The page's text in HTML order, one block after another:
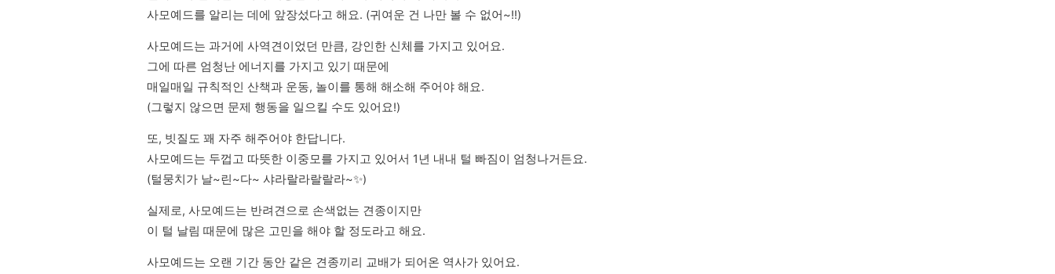
사모예드를 알리는 데에 앞장섰다고 해요. (귀여운 건 나만 볼 수 없어~!!)
사모예드는 과거에 사역견이었던 만큼, 강인한 신체를 가지고 있어요.
그에 따른 엄청난 에너지를 가지고 있기 때문에
매일매일 규칙적인 산책과 운동, 놀이를 통해 해소해 주어야 해요.
(그렇지 않으면 문제 행동을 일으킬 수도 있어요!)
또, 빗질도 꽤 자주 해주어야 한답니다.
사모예드는 두껍고 따뜻한 이중모를 가지고 있어서 1년 내내 털 빠짐이 엄청나거든요.
(털뭉치가 날~린~다~ 샤라랄라랄랄라~✨)
실제로, 사모예드는 반려견으로 손색없는 견종이지만
이 털 날림 때문에 많은 고민을 해야 할 정도라고 해요.
사모예드는 오랜 기간 동안 같은 견종끼리 교배가 되어온 역사가 있어요.